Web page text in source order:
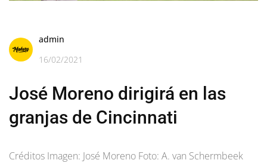
admin
16/02/2021
José Moreno dirigirá en las
granjas de Cincinnati
Créditos Imagen: José Moreno Foto: A. van Schermbeek